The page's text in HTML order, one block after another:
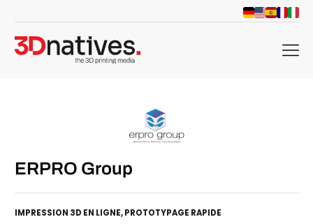
menu
ERPRO Group
IMPRESSION 3D EN LIGNE,PROTOTYPAGE RAPIDE